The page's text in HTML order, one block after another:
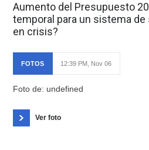
Aumento del Presupuesto
temporal para un sistema
en crisis?
FOTOS 12:39 PM, Nov 06
Foto de: undefined
Ver foto